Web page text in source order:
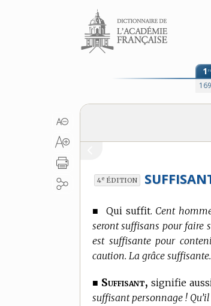
Aller au contenu
1
4e ÉDITION
■ Qui suffit. Cent
seront suffisans pour faire
est suffisante pour
caution. La grâce suffisante.
■ Suffisant, signifie
suffisant personnage !